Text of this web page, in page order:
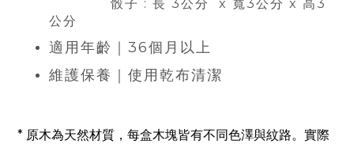
骰子 : 長 3公分 x 寬3公分 x 高3
公分
適用年齡 ｜36個月以上
維護保養｜使用乾布清潔
* 原木為天然材質，每盒木塊皆有不同色澤與紋路。實際